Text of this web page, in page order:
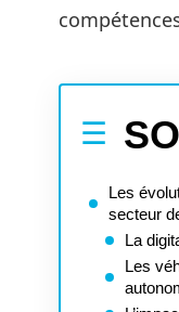
Les
secteur
La
Les